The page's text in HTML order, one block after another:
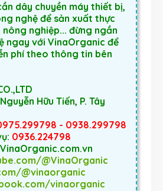
dây chuyền máy thiết bị,
nghệ để sản xuất thực
nông nghiệp... đừng ngần
ngay với VinaOrganic để
phí theo thông tin bên
Hữu Tiến, P. Tây
- 0938.299798
0936.224798
@VinaOrganic
@vinaorganic
vinaorganic